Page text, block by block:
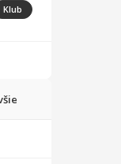
Klub